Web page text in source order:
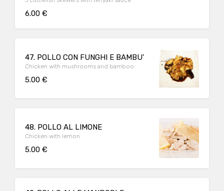
6.00 €
47. POLLO CON FUNGHI E BAMBU'
Chicken with mushrooms and bamboo
5.00 €
48. POLLO AL LIMONE
Chicken with lemon
5.00 €